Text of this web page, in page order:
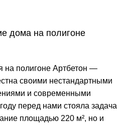
дома на полигоне
на полигоне Артбетон —
своими нестандартными
и современными
перед нами стояла задача
площадью 220 м², но и